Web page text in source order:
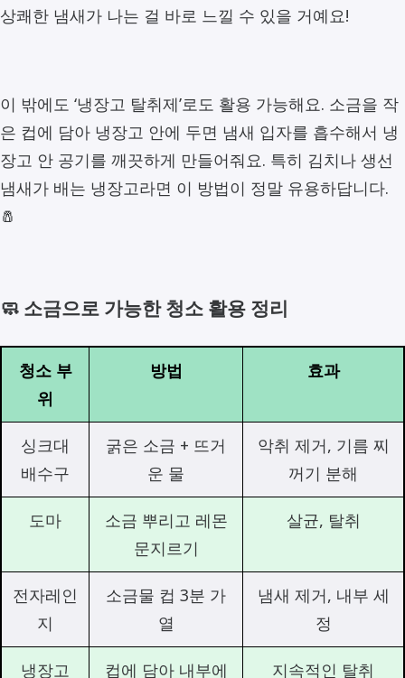
상쾌한 냄새가 나는 걸 바로 느낄 수 있을 거예요!
이 밖에도 ‘냉장고 탈취제’로도 활용 가능해요. 소금을 작
은 컵에 담아 냉장고 안에 두면 냄새 입자를 흡수해서 냉
장고 안 공기를 깨끗하게 만들어줘요. 특히 김치나 생선
냄새가 배는 냉장고라면 이 방법이 정말 유용하답니다.
🧂
🧼 소금으로 가능한 청소 활용 정리
청소 부
위
방법 효과
싱크대
배수구
굵은 소금 + 뜨거
운 물
악취 제거, 기름 찌
꺼기 분해
도마
소금 뿌리고 레몬
문지르기
살균, 탈취
전자레인
지
소금물 컵 3분 가
열
냄새 제거, 내부 세
정
냉장고
컵에 담아 내부에
지속적인 탈취